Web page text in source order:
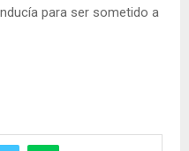
para ser sometido a